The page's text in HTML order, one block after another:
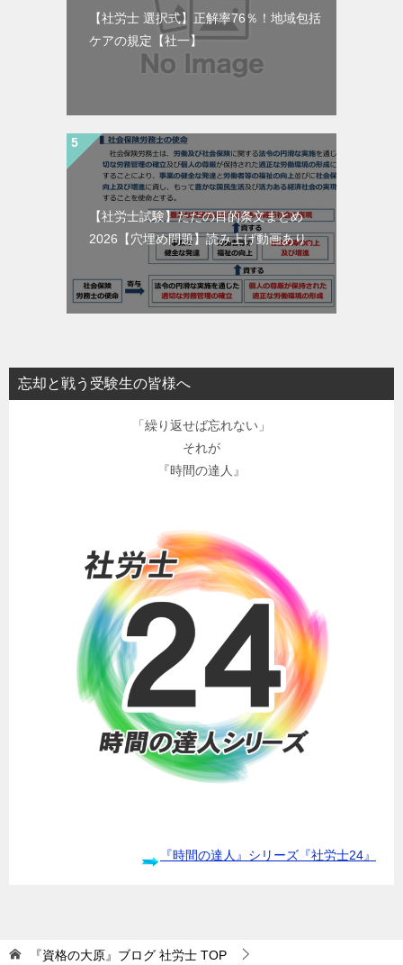
【社労士 選択式】正解率76％！地域包括
ケアの規定【社一】
【社労士試験】ただの目的条文まとめ
2026【穴埋め問題】読み上げ動画あり。
忘却と戦う受験生の皆様へ
「繰り返せば忘れない」
それが
『時間の達人』
『時間の達人』シリーズ『社労士24』
『資格の大原』ブログ 社労士 TOP